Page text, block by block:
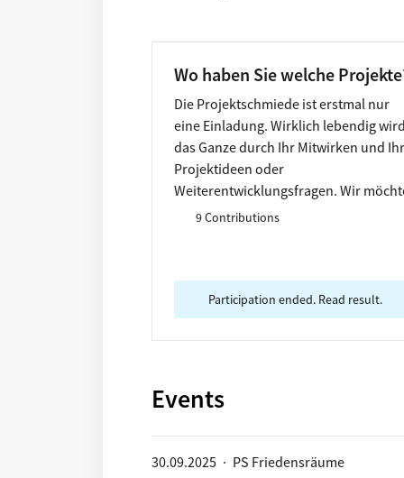
Wo haben Sie welche
Die Projektschmiede ist erstmal nur
eine Einladung. Wirklich lebendig wird
das Ganze durch Ihr Mitwirken und
Projektideen oder
Weiterentwicklungsfragen. Wir
gerne wissen, welche Ideen Sie
9 Contributions
Participation ended. Read result.
Events
30.09.2025 · PS Friedensräume